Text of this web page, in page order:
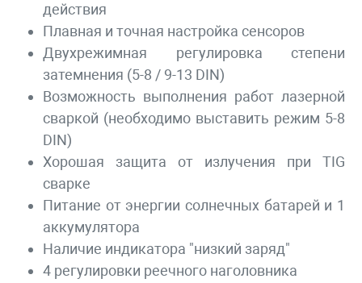
действия
Плавная и точная настройка сенсоров
Двухрежимная регулировка степени
затемнения (5-8 / 9-13 DIN)
Возможность выполнения работ лазерной
сваркой (необходимо выставить режим 5-8
DIN)
Хорошая защита от излучения при TIG
сварке
Питание от энергии солнечных батарей и 1
аккумулятора
Наличие индикатора "низкий заряд"
4 регулировки реечного наголовника